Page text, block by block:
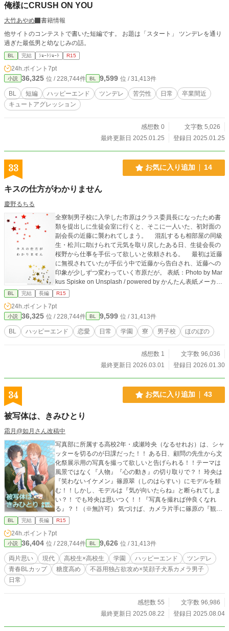
俺様にCRUSH ON YOU
大竹あやめ
書籍情報
他サイトのコンテストで書いた短編です。 お題は「スタート」 ツンデレを通り
過ぎた最低男と幼なじみの話。
BL 完結 ｼｮｰﾄｼｮｰﾄ R15
24h.ポイント 7pt
小説 36,325 位 / 228,744件 BL 9,599 位 / 31,413件
BL 短編 ハッピーエンド ツンデレ 苦労性 日常
卒業間近
キュートアグレッション
感想数 0
文字数 5,026
最終更新日 2025.01.25
登録日 2025.01.25
33 お気に入り追加 14
キスの仕方がわかりません
慶野るちる
全寮制男子校に入学した市原はクラス委員長になったため書
類を提出しに生徒会室に行くと、そこに一人いた、初対面の
副会長の近藤に襲われてしまう。 混乱するも相部屋の同級
生・松川に助けられて元気を取り戻したある日、生徒会長の
桜野から仕事を手伝って欲しいと依頼される。 最初は近藤
に無視されていたが手伝う中で近藤から告白され、近藤への
印象が少しずつ変わっていく市原だが。 表紙：Photo by Mar
kus Spiske on Unsplash / powered by かんたん表紙メーカー
様
BL 完結 長編 R15
24h.ポイント 7pt
小説 36,325 位 / 228,744件 BL 9,599 位 / 31,413件
BL ハッピーエンド 恋愛 日常 学園 寮 男子校 ほのぼの
感想数 1
文字数 96,036
最終更新日 2026.03.01
登録日 2026.01.30
34 お気に入り追加 43
被写体は、きみひとり
霜月@如月さん改稿中
写真部に所属する高校2年・成瀬玲央（なるせれお）は、シャ
ッターを切るのが日課だった！！ ある日、顧問の先生から文
化祭展示用の写真を撮って欲しいと告げられる！！テーマは
風景ではなく『人物』『心の動き』の切り取りで？！ 玲央は
『笑わないイケメン』篠原翠（しのはらすい）にモデルを頼
む！！しかし、モデルは『気が向いたらね』と断られてしま
い？！ でも玲央は思いつく！！『写真を撮れば仲良くなれ
る』？！（※無許可） 気づけば、カメラ片手に篠原の『観察
記録』を始めていてーー？！（※ただのストーカーです） そ
して、昼休みだけのモデル契約。 ファインダー越しに近づく
ふたりの距離。『もっと知りたい』って気持ちは、シャッタ
ーを切るたびに加速する！！ 彼のレンズが捉えるのは、いつ
だって『翠』だけーー。 夏の終わり、ふたりの距離は少しず
つ近づいていく。シャッターの音に重なる鼓動。まっすぐな
視線。ふと触れた指先。 玲央の写真が注目を集めるーーはず
ャッター。俯いたままの玲央。 そんな彼の光を、もう一度取
り戻せるのは、 きっと、たったひとりーー。 ※えっちな雰囲
気のエピには#がついています。 ※直接的性描写はありませ
ん。寸止めまでです。 まぁ、色々書きましたが、眉わんこ事
BL 完結 長編 R15
24h.ポイント 7pt
小説 36,404 位 / 228,744件 BL 9,626 位 / 31,413件
両片思い 現代 高校生×高校生 学園 ハッピーエンド
ツンデレ
青春BLカップ​
糖度高め
不器用独占欲攻め×笑顔子犬系カメラ男子
日常
感想数 55
文字数 96,986
最終更新日 2025.08.22
登録日 2025.08.04